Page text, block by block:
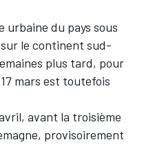
urbaine du pays sous
sur le continent sud-
plus tard, pour
mars est toutefois
avant la troisième
provisoirement